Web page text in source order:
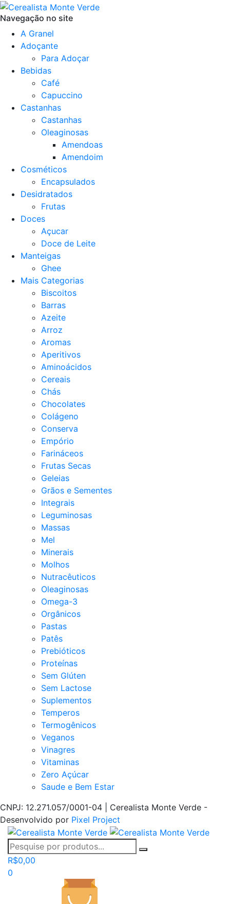
Navegação no site
A Granel
Adoçante
Para Adoçar
Bebidas
Café
Capuccino
Castanhas
Castanhas
Oleaginosas
Amendoas
Amendoim
Cosméticos
Encapsulados
Desidratados
Frutas
Doces
Açucar
Doce de Leite
Manteigas
Ghee
Mais Categorias
Biscoitos
Barras
Azeite
Arroz
Aromas
Aperitivos
Aminoácidos
Cereais
Chás
Chocolates
Colágeno
Conserva
Empório
Farináceos
Frutas Secas
Geleias
Grãos e Sementes
Integrais
Leguminosas
Massas
Mel
Minerais
Molhos
Nutracêuticos
Oleaginosas
Omega-3
Orgânicos
Pastas
Patês
Prebióticos
Proteínas
Sem Glúten
Sem Lactose
Suplementos
Temperos
Termogênicos
Veganos
Vinagres
Vitaminas
Zero Açúcar
Saude e Bem Estar
CNPJ: 12.271.057/0001-04 | Cerealista Monte Verde -
Desenvolvido por Pixel Project
R$0,00
0